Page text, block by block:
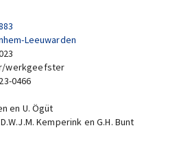
Leeuwarden
werkgeefster
0466
en U. Ögüt
Kemperink en G.H. Bunt